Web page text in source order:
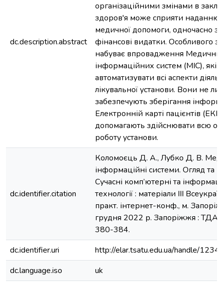
dc.description.abstract
організаційними змінами в
здоров'я може сприяти наданню
медичної допомоги, одночасно
фінансові видатки. Особливого
набуває впровадження
інформаційних систем (МІС), які
автоматизувати всі аспекти
лікувальної установи. Вони не
забезпечують зберігання
Електронній карті пацієнтів
допомагають здійснювати всю
роботу установи.
dc.identifier.citation
Коломоєць Д. А., Лубко Д. В.
інформаційні системи. Огляд та
Сучасні комп’ютерні та
технології : матеріали ІІІ
практ. інтернет-конф., м.
грудня 2022 р. Запоріжжя :
380-384.
dc.identifier.uri
http://elar.tsatu.edu.ua/handle/
dc.language.iso
uk